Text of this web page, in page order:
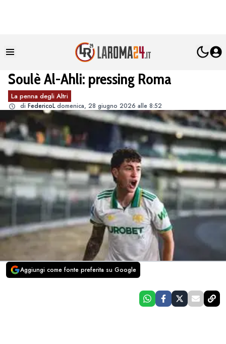
Soulè Al-Ahli: pressing Roma
La penna degli Altri
di FedericoL domenica, 28 giugno 2026 alle 8:52
Aggiungi come fonte preferita su Google